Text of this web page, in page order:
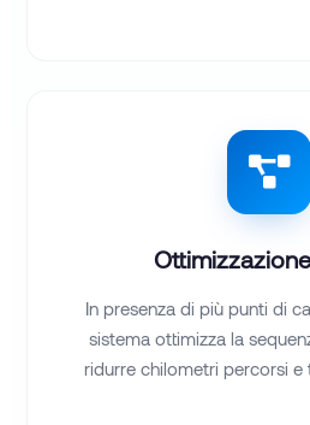
In presenza di più punti di
sistema ottimizza la
ridurre chilometri percorsi e